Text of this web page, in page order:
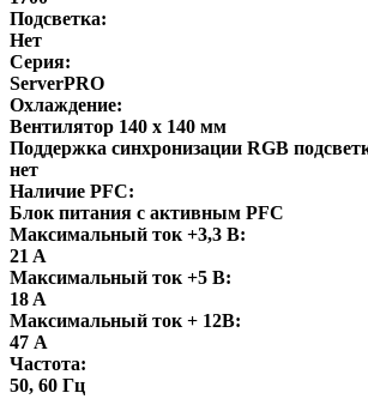
Подсветка:
Нет
Серия:
ServerPRO
Охлаждение:
Вентилятор 140 x 140 мм
Поддержка синхронизации RGB
нет
Наличие PFC:
Блок питания с активным PFC
Максимальный ток +3,3 В:
21 A
Максимальный ток +5 В:
18 A
Максимальный ток + 12В:
47 А
Частота:
50, 60 Гц